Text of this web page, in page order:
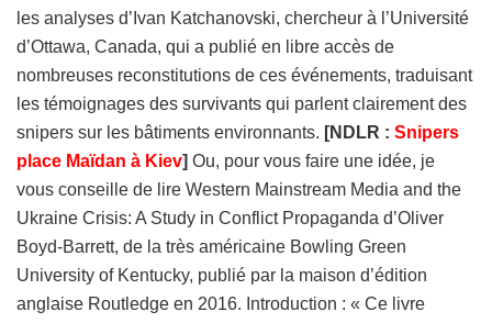
les analyses d’Ivan Katchanovski, chercheur à l’Université
d’Ottawa, Canada, qui a publié en libre accès de
nombreuses reconstitutions de ces événements, traduisant
les témoignages des survivants qui parlent clairement des
snipers sur les bâtiments environnants. [NDLR : Snipers
place Maïdan à Kiev] Ou, pour vous faire une idée, je
vous conseille de lire Western Mainstream Media and the
Ukraine Crisis: A Study in Conflict Propaganda d’Oliver
Boyd-Barrett, de la très américaine Bowling Green
University of Kentucky, publié par la maison d’édition
anglaise Routledge en 2016. Introduction : « Ce livre